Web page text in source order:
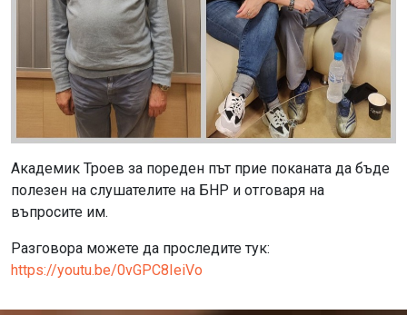
Академик Троев за пореден път прие поканата да бъде
полезен на слушателите на БНР и отговаря на
въпросите им.
Разговора можете да проследите тук:
https://youtu.be/0vGPC8IeiVo